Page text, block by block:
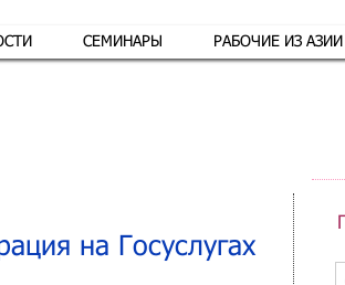
СЕМИНАРЫ РАБОЧИЕ ИЗ АЗИИ
на Госуслугах